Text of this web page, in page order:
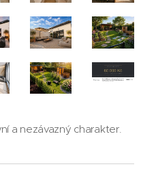
a nezávazný charakter.